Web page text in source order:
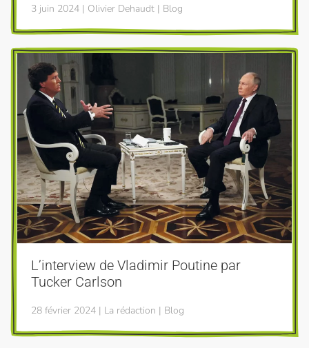
3 juin 2024 | Olivier Dehaudt | Blog
L’interview de Vladimir Poutine par
Tucker Carlson
28 février 2024 | La rédaction | Blog